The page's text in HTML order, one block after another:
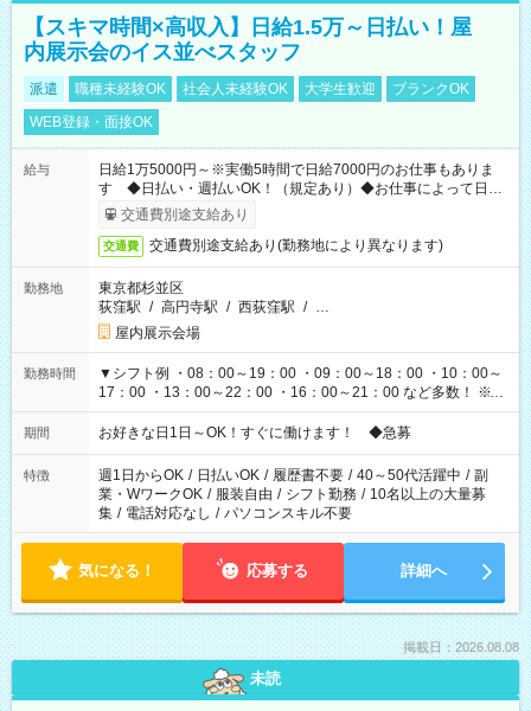
【スキマ時間×高収入】日給1.5万～日払い！屋
内展示会のイス並べスタッフ
派遣 職種未経験OK 社会人未経験OK 大学生歓迎
ブランクOK
WEB登録・面接OK
給与
日給1万5000円～※実働5時間で日給7000円のお仕事もありま
す ◆日払い・週払いOK！（規定あり）◆お仕事によって日給
も異なります
交通費別途支給あり
交通費 交通費別途支給あり(勤務地により異なります)
勤務地
東京都杉並区
荻窪駅 / 高円寺駅 / 西荻窪駅 / …
屋内展示会場
勤務時間
▼シフト例 ・08：00～19：00 ・09：00～18：00 ・10：00～
17：00 ・13：00～22：00 ・16：00～21：00 など多数！ ※お
仕事により勤務時間が異なります
期間 お好きな日1日～OK！すぐに働けます！ ◆急募
特徴 週1日からOK / 日払いOK / 履歴書不要 / 40～50代活躍中 / 副
業・WワークOK / 服装自由 / シフト勤務 / 10名以上の大量募
集 / 電話対応なし / パソコンスキル不要
気になる！ 応募する 詳細へ
掲載日：2026.08.08
未読